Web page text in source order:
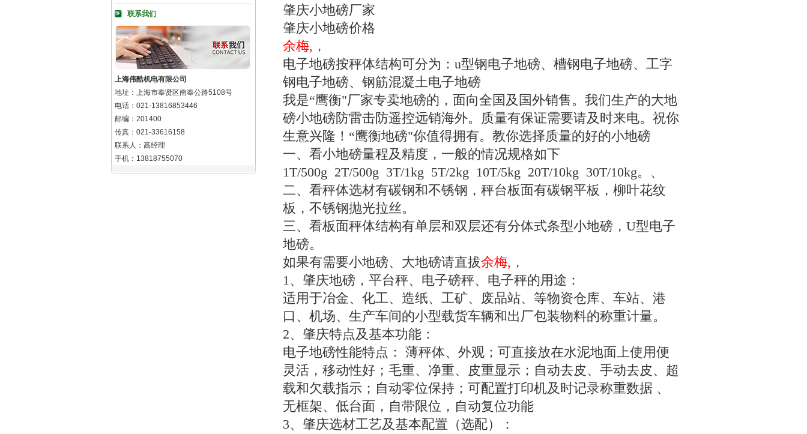
联系我们
上海伟酷机电有限公司
地址：上海市奉贤区南奉公路5108号
电话：021-13816853446
邮编：201400
传真：021-33616158
联系人：高经理
手机：13818755070
肇庆小地磅厂家
肇庆小地磅价格
余梅,，
电子地磅按秤体结构可分为：u型钢电子地磅、槽钢电子地磅、工字
钢电子地磅、钢筋混凝土电子地磅
我是“鹰衡"厂家专卖地磅的，面向全国及国外销售。我们生产的大地
磅小地磅防雷击防遥控远销海外。质量有保证需要请及时来电。祝你
生意兴隆！“鹰衡地磅"你值得拥有。教你选择质量的好的小地磅
一、看小地磅量程及精度，一般的情况规格如下
1T/500g 2T/500g 3T/1kg 5T/2kg 10T/5kg 20T/10kg 30T/10kg。、
二、看秤体选材有碳钢和不锈钢，秤台板面有碳钢平板，柳叶花纹
板，不锈钢抛光拉丝。
三、看板面秤体结构有单层和双层还有分体式条型小地磅， U型电子
地磅。
如果有需要小地磅、大地磅请直拔余梅,，
1、肇庆地磅，平台秤、电子磅秤、电子秤的用途：
适用于冶金、化工、造纸、工矿、废品站、等物资仓库、车站、港
口、机场、生产车间的小型载货车辆和出厂包装物料的称重计量。
2、肇庆特点及基本功能：
电子地磅性能特点： 薄秤体、外观；可直接放在水泥地面上使用便
灵活，移动性好；毛重、净重、皮重显示；自动去皮、手动去皮、超
载和欠载指示；自动零位保持；可配置打印机及时记录称重数据 、
无框架、低台面，自带限位，自动复位功能
3、肇庆选材工艺及基本配置（选配）：